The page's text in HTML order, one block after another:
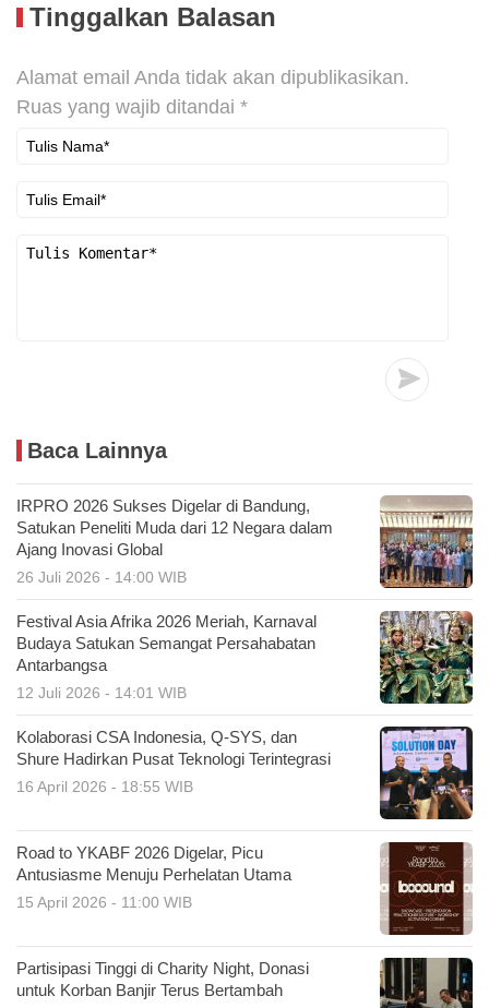
Tinggalkan Balasan
Alamat email Anda tidak akan dipublikasikan.
Ruas yang wajib ditandai *
Baca Lainnya
IRPRO 2026 Sukses Digelar di Bandung,
Satukan Peneliti Muda dari 12 Negara dalam
Ajang Inovasi Global
26 Juli 2026 - 14:00 WIB
Festival Asia Afrika 2026 Meriah, Karnaval
Budaya Satukan Semangat Persahabatan
Antarbangsa
12 Juli 2026 - 14:01 WIB
Kolaborasi CSA Indonesia, Q-SYS, dan
Shure Hadirkan Pusat Teknologi Terintegrasi
16 April 2026 - 18:55 WIB
Road to YKABF 2026 Digelar, Picu
Antusiasme Menuju Perhelatan Utama
15 April 2026 - 11:00 WIB
Partisipasi Tinggi di Charity Night, Donasi
untuk Korban Banjir Terus Bertambah